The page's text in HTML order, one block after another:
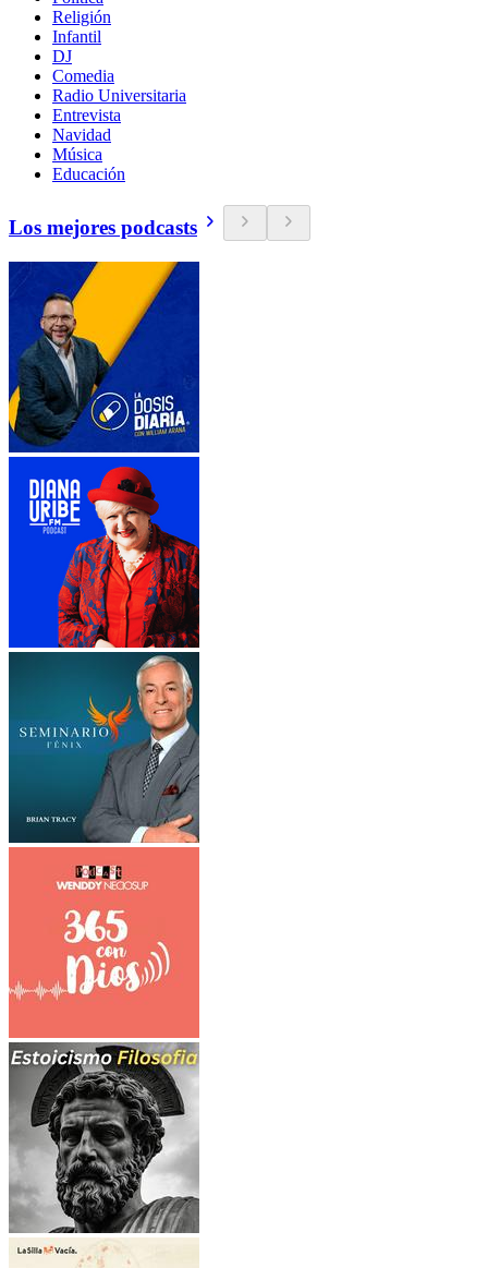
Religión
Infantil
DJ
Comedia
Radio Universitaria
Entrevista
Navidad
Música
Educación
Los mejores podcasts